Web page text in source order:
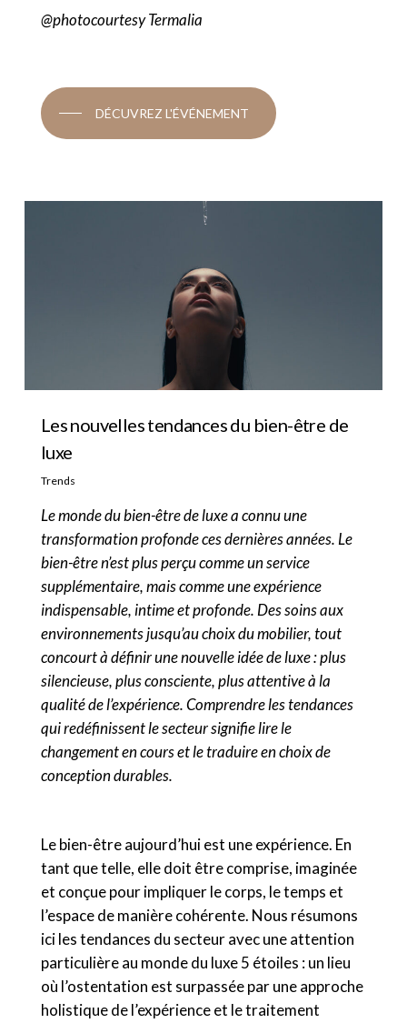
@photocourtesy Termalia
DÉCUVREZ L'ÉVÉNEMENT
Les nouvelles tendances du bien-être de
luxe
Trends
Le monde du bien-être de luxe a connu une
transformation profonde ces dernières années. Le
bien-être n’est plus perçu comme un service
supplémentaire, mais comme une expérience
indispensable, intime et profonde. Des soins aux
environnements jusqu’au choix du mobilier, tout
concourt à définir une nouvelle idée de luxe : plus
silencieuse, plus consciente, plus attentive à la
qualité de l’expérience. Comprendre les tendances
qui redéfinissent le secteur signifie lire le
changement en cours et le traduire en choix de
conception durables.
Le bien-être aujourd’hui est une expérience. En
tant que telle, elle doit être comprise, imaginée
et conçue pour impliquer le corps, le temps et
l’espace de manière cohérente. Nous résumons
ici les tendances du secteur avec une attention
particulière au monde du luxe 5 étoiles : un lieu
où l’ostentation est surpassée par une approche
holistique de l’expérience et le traitement